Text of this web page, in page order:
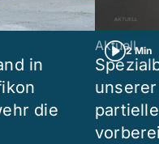
in
die
2 Min
Aktuell